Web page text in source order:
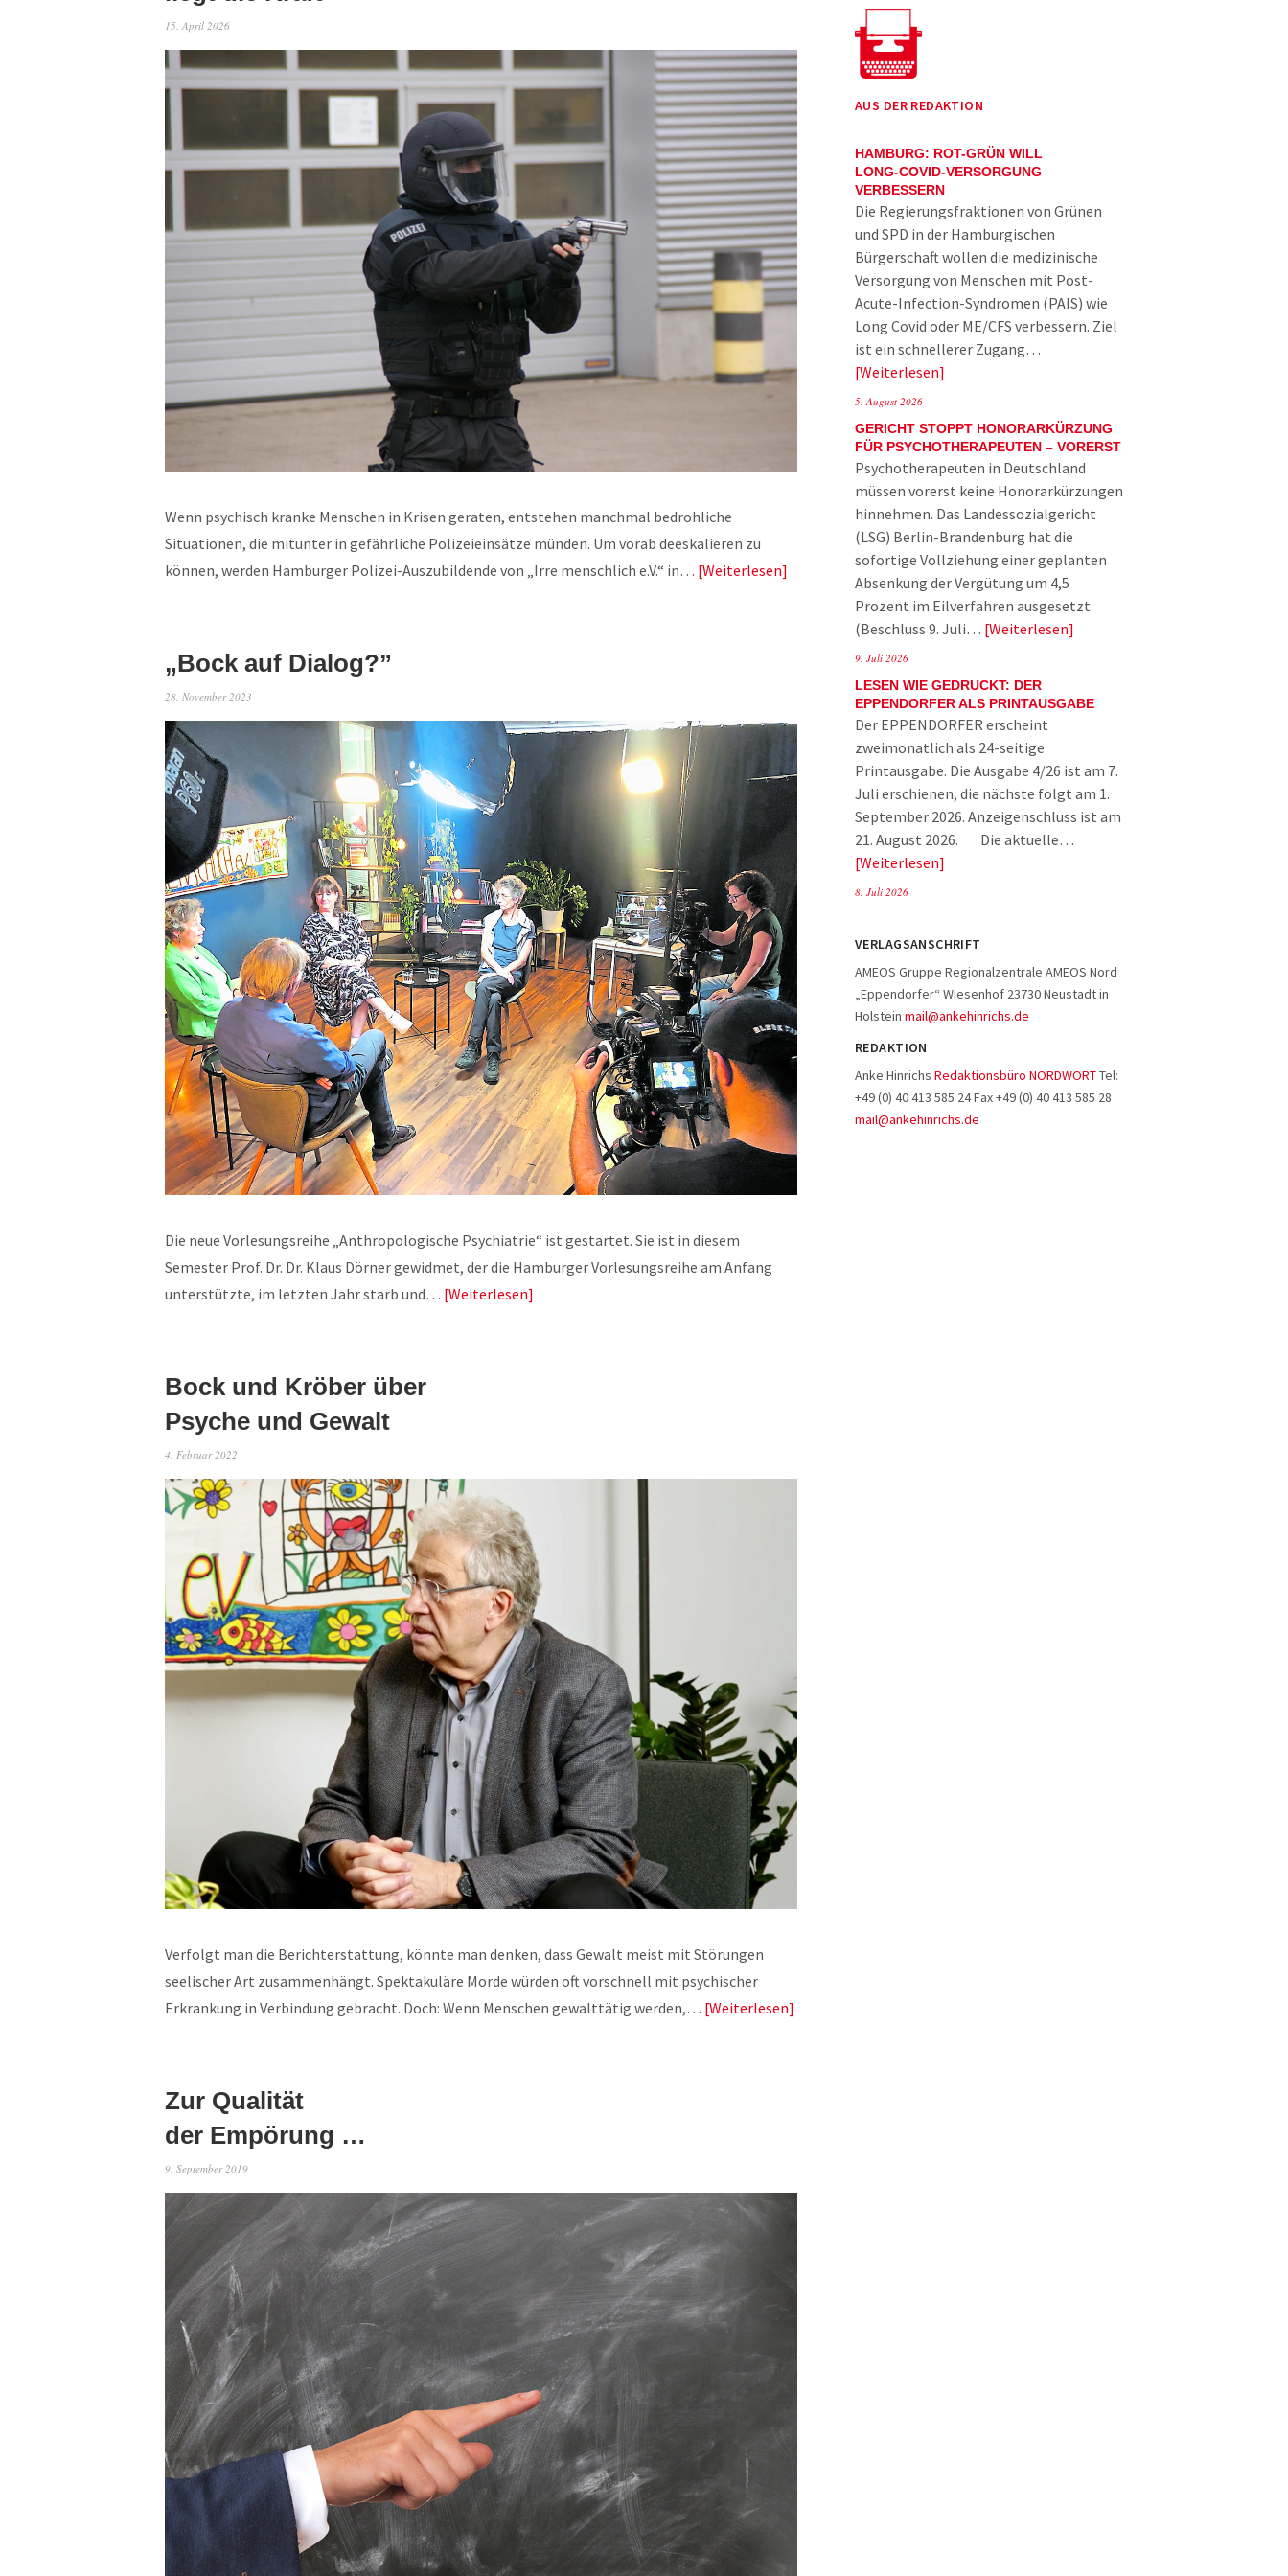
15. April 2026
Wenn psychisch kranke Menschen in Krisen geraten, entstehen manchmal bedrohliche
Situationen, die mitunter in gefährliche Polizeieinsätze münden. Um vorab deeskalieren zu
können, werden Hamburger Polizei-Auszubildende von „Irre menschlich e.V.“ in… Weiterlesen
„Bock auf Dialog?”
28. November 2023
Die neue Vorlesungsreihe „Anthropologische Psychiatrie“ ist gestartet. Sie ist in diesem
Semester Prof. Dr. Dr. Klaus Dörner gewidmet, der die Hamburger Vorlesungsreihe am Anfang
unterstützte, im letzten Jahr starb und… Weiterlesen
Bock und Kröber über
Psyche und Gewalt
4. Februar 2022
Verfolgt man die Berichterstattung, könnte man denken, dass Gewalt meist mit Störungen
seelischer Art zusammenhängt. Spektakuläre Morde würden oft vorschnell mit psychischer
Erkrankung in Verbindung gebracht. Doch: Wenn Menschen gewalttätig werden,… Weiterlesen
Zur Qualität
der Empörung …
9. September 2019
AUS DER REDAKTION
HAMBURG: ROT-GRÜN WILL
LONG-COVID-VERSORGUNG
VERBESSERN
Die Regierungsfraktionen von Grünen
und SPD in der Hamburgischen
Bürgerschaft wollen die medizinische
Versorgung von Menschen mit Post-
Acute-Infection-Syndromen (PAIS) wie
Long Covid oder ME/CFS verbessern. Ziel
ist ein schnellerer Zugang…
Weiterlesen
5. August 2026
GERICHT STOPPT HONORARKÜRZUNG
FÜR PSYCHOTHERAPEUTEN – VORERST
Psychotherapeuten in Deutschland
müssen vorerst keine Honorarkürzungen
hinnehmen. Das Landessozialgericht
(LSG) Berlin-Brandenburg hat die
sofortige Vollziehung einer geplanten
Absenkung der Vergütung um 4,5
Prozent im Eilverfahren ausgesetzt
(Beschluss 9. Juli… Weiterlesen
9. Juli 2026
LESEN WIE GEDRUCKT: DER
EPPENDORFER ALS PRINTAUSGABE
Der EPPENDORFER erscheint
zweimonatlich als 24-seitige
Printausgabe. Die Ausgabe 4/26 ist am 7.
Juli erschienen, die nächste folgt am 1.
September 2026. Anzeigenschluss ist am
21. August 2026. Die aktuelle…
Weiterlesen
8. Juli 2026
VERLAGSANSCHRIFT
AMEOS Gruppe Regionalzentrale AMEOS Nord
„Eppendorfer“ Wiesenhof 23730 Neustadt in
Holstein mail@ankehinrichs.de
REDAKTION
Anke Hinrichs Redaktionsbüro NORDWORTTel:
+49 (0) 40 413 585 24 Fax +49 (0) 40 413 585 28
mail@ankehinrichs.de